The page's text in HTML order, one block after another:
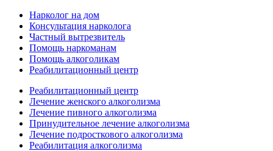
Нарколог на дом
Консультация нарколога
Частный вытрезвитель
Помощь наркоманам
Помощь алкоголикам
Реабилитационный центр
Реабилитационный центр
Лечение женского алкоголизма
Лечение пивного алкоголизма
Принудительное лечение алкоголизма
Лечение подросткового алкоголизма
Реабилитация алкоголизма